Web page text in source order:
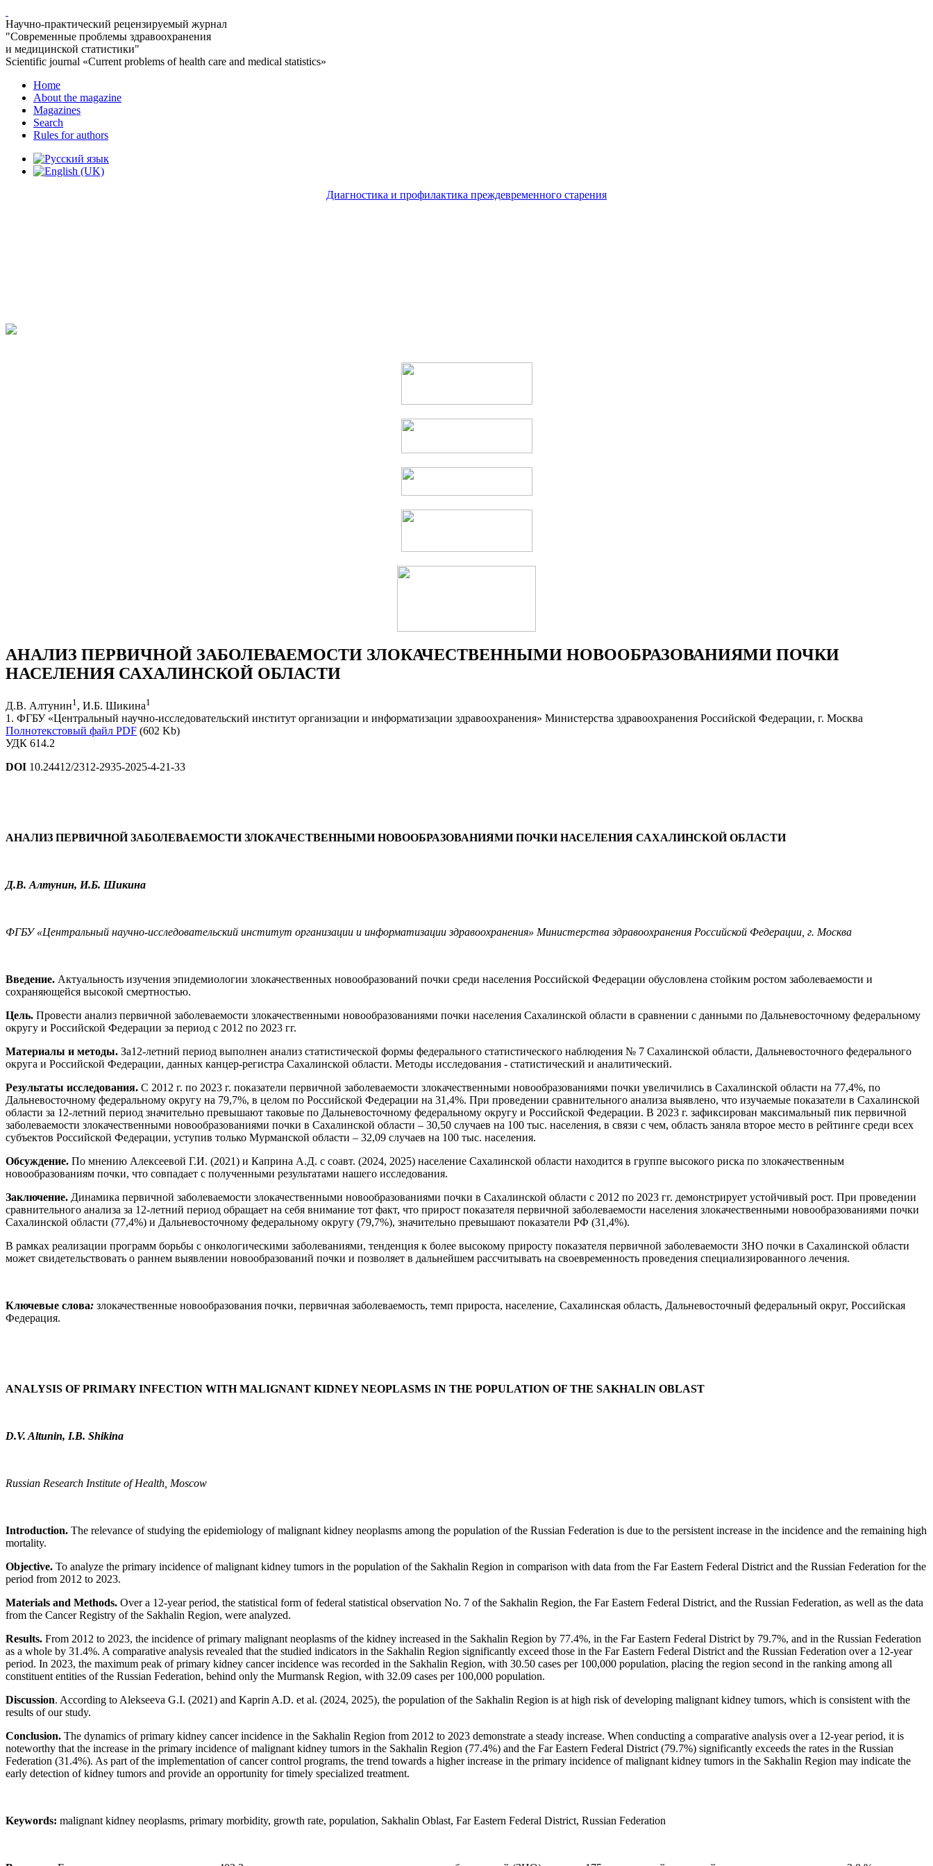
Научно-практический рецензируемый журнал
"Современные проблемы здравоохранения
и медицинской статистики"
Scientific journal «Current problems of health care and medical statistics»
Home
About the magazine
Magazines
Search
Rules for authors
Диагностика и профилактика преждевременного старения
АНАЛИЗ ПЕРВИЧНОЙ ЗАБОЛЕВАЕМОСТИ ЗЛОКАЧЕСТВЕННЫМИ НОВООБРАЗОВАНИЯМИ ПОЧКИ
НАСЕЛЕНИЯ САХАЛИНСКОЙ ОБЛАСТИ
Д.В. Алтунин1 , И.Б. Шикина1
1. ФГБУ «Центральный научно-исследовательский институт организации и информатизации здравоохранения» Министерства здравоохранения Российской Федерации, г. Москва
Полнотекстовый файл PDF (602 Kb)
УДК 614.2
DOI 10.24412/2312-2935-2025-4-21-33
АНАЛИЗ ПЕРВИЧНОЙ ЗАБОЛЕВАЕМОСТИ ЗЛОКАЧЕСТВЕННЫМИ НОВООБРАЗОВАНИЯМИ ПОЧКИ НАСЕЛЕНИЯ САХАЛИНСКОЙ ОБЛАСТИ
Д.В. Алтунин, И.Б. Шикина
ФГБУ «Центральный научно-исследовательский институт организации и информатизации здравоохранения» Министерства здравоохранения Российской Федерации, г. Москва
Введение. Актуальность изучения эпидемиологии злокачественных новообразований почки среди населения Российской Федерации обусловлена стойким ростом заболеваемости и
сохраняющейся высокой смертностью.
Цель. Провести анализ первичной заболеваемости злокачественными новообразованиями почки населения Сахалинской области в сравнении с данными по Дальневосточному федеральному
округу и Российской Федерации за период с 2012 по 2023 гг.
Материалы и методы. За12-летний период выполнен анализ статистической формы федерального статистического наблюдения № 7 Сахалинской области, Дальневосточного федерального
округа и Российской Федерации, данных канцер-регистра Сахалинской области. Методы исследования - статистический и аналитический.
Результаты исследования. С 2012 г. по 2023 г. показатели первичной заболеваемости злокачественными новообразованиями почки увеличились в Сахалинской области на 77,4%, по
Дальневосточному федеральному округу на 79,7%, в целом по Российской Федерации на 31,4%. При проведении сравнительного анализа выявлено, что изучаемые показатели в Сахалинской
области за 12-летний период значительно превышают таковые по Дальневосточному федеральному округу и Российской Федерации. В 2023 г. зафиксирован максимальный пик первичной
заболеваемости злокачественными новообразованиями почки в Сахалинской области – 30,50 случаев на 100 тыс. населения, в связи с чем, область заняла второе место в рейтинге среди всех
субъектов Российской Федерации, уступив только Мурманской области – 32,09 случаев на 100 тыс. населения.
Обсуждение. По мнению Алексеевой Г.И. (2021) и Каприна А.Д. с соавт. (2024, 2025) население Сахалинской области находится в группе высокого риска по злокачественным
новообразованиям почки, что совпадает с полученными результатами нашего исследования.
Заключение. Динамика первичной заболеваемости злокачественными новообразованиями почки в Сахалинской области с 2012 по 2023 гг. демонстрирует устойчивый рост. При проведении
сравнительного анализа за 12-летний период обращает на себя внимание тот факт, что прирост показателя первичной заболеваемости населения злокачественными новообразованиями почки
Сахалинской области (77,4%) и Дальневосточному федеральному округу (79,7%), значительно превышают показатели РФ (31,4%).
В рамках реализации программ борьбы с онкологическими заболеваниями, тенденция к более высокому приросту показателя первичной заболеваемости ЗНО почки в Сахалинской области
может свидетельствовать о раннем выявлении новообразований почки и позволяет в дальнейшем рассчитывать на своевременность проведения специализированного лечения.
Ключевые слова: злокачественные новообразования почки, первичная заболеваемость, темп прироста, население, Сахалинская область, Дальневосточный федеральный округ, Российская
Федерация.
ANALYSIS OF PRIMARY INFECTION WITH MALIGNANT KIDNEY NEOPLASMS IN THE POPULATION OF THE SAKHALIN OBLAST
D.V. Altunin, I.B. Shikina
Russian Research Institute of Health, Moscow
Introduction. The relevance of studying the epidemiology of malignant kidney neoplasms among the population of the Russian Federation is due to the persistent increase in the incidence and the remaining high
mortality.
Objective. To analyze the primary incidence of malignant kidney tumors in the population of the Sakhalin Region in comparison with data from the Far Eastern Federal District and the Russian Federation for the
period from 2012 to 2023.
Materials and Methods. Over a 12-year period, the statistical form of federal statistical observation No. 7 of the Sakhalin Region, the Far Eastern Federal District, and the Russian Federation, as well as the data
from the Cancer Registry of the Sakhalin Region, were analyzed.
Results. From 2012 to 2023, the incidence of primary malignant neoplasms of the kidney increased in the Sakhalin Region by 77.4%, in the Far Eastern Federal District by 79.7%, and in the Russian Federation
as a whole by 31.4%. A comparative analysis revealed that the studied indicators in the Sakhalin Region significantly exceed those in the Far Eastern Federal District and the Russian Federation over a 12-year
period. In 2023, the maximum peak of primary kidney cancer incidence was recorded in the Sakhalin Region, with 30.50 cases per 100,000 population, placing the region second in the ranking among all
constituent entities of the Russian Federation, behind only the Murmansk Region, with 32.09 cases per 100,000 population.
Discussion. According to Alekseeva G.I. (2021) and Kaprin A.D. et al. (2024, 2025), the population of the Sakhalin Region is at high risk of developing malignant kidney tumors, which is consistent with the
results of our study.
Conclusion. The dynamics of primary kidney cancer incidence in the Sakhalin Region from 2012 to 2023 demonstrate a steady increase. When conducting a comparative analysis over a 12-year period, it is
noteworthy that the increase in the primary incidence of malignant kidney tumors in the Sakhalin Region (77.4%) and the Far Eastern Federal District (79.7%) significantly exceeds the rates in the Russian
Federation (31.4%). As part of the implementation of cancer control programs, the trend towards a higher increase in the primary incidence of malignant kidney tumors in the Sakhalin Region may indicate the
early detection of kidney tumors and provide an opportunity for timely specialized treatment.
Keywords: malignant kidney neoplasms, primary morbidity, growth rate, population, Sakhalin Oblast, Far Eastern Federal District, Russian Federation